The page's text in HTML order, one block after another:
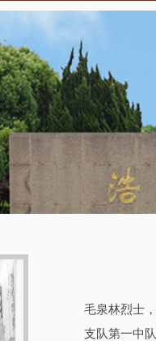
毛泉林烈士
支队第一中